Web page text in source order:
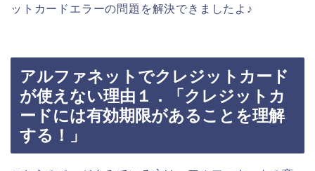
ットカードエラーの問題を解決できましたよ♪
アルファネットでクレジットカード
が使えない理由１．「クレジットカ
ードには有効期限があることを理解
する！」